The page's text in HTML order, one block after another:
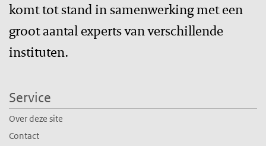
komt tot stand in samenwerking met een
groot aantal experts van verschillende
instituten.
Service
Over deze site
Contact